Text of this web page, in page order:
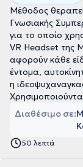
Μέθοδος
Γνωσιακής
για το οποίο
VR Headset της
αφορούν κάθε
έντομα,
η
Διαθέσιμο σε:
50 λεπτά